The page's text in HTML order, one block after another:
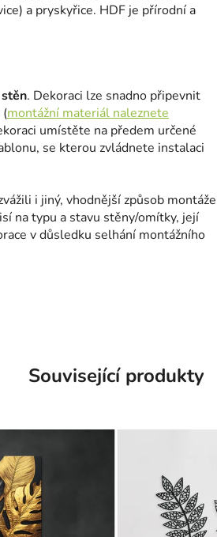
a pryskyřice. HDF je přírodní a
. Dekoraci lze snadno připevnit
(montážní materiál naleznete
umístěte na předem určené
se kterou zvládnete instalaci
i jiný, vhodnější způsob
na typu a stavu stěny/omítky, její
v důsledku selhání montážního
Související produkty